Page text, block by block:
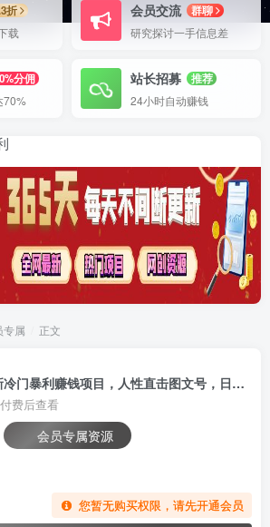
折
载
会员交流
群聊
研究探讨一手信息差
分佣
70%
站长招募
推荐
24小时自动赚钱
专属 正文
（6326期）2023最新冷门暴利赚钱项目，人性直击图文号，日收入1000+【视频教程】
费后查看
会员专属资源
您暂无购买权限，请先开通会员